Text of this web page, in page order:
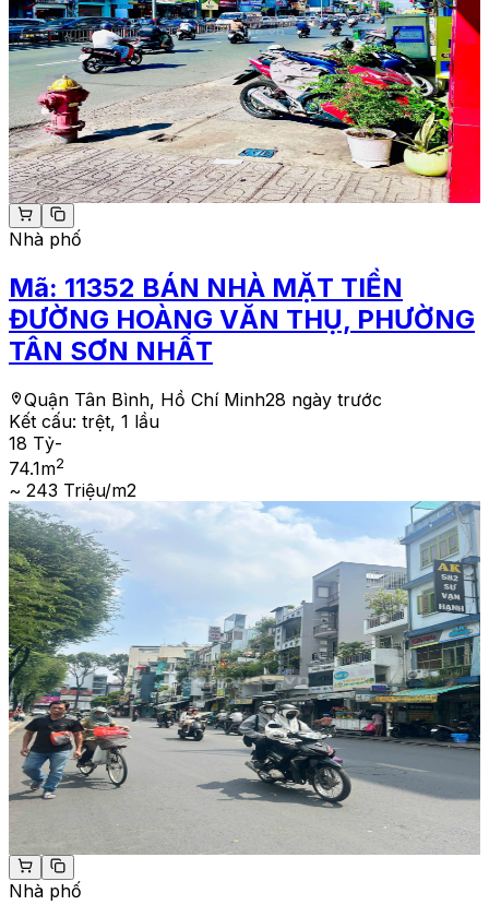
Nhà phố
Mã: 11352 BÁN NHÀ MẶT TIỀN
ĐƯỜNG HOÀNG VĂN THỤ, PHƯỜNG
TÂN SƠN NHẤT
Quận Tân Bình, Hồ Chí Minh28 ngày trước
Kết cấu: trệt, 1 lầu
18 Tỷ-
74.1m2
~ 243 Triệu/m2
Nhà phố